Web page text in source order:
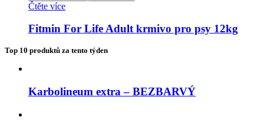
Čtěte více
Fitmin For Life Adult krmivo pro psy 12kg
Top 10 produktů za tento týden
Karbolineum extra – BEZBARVÝ